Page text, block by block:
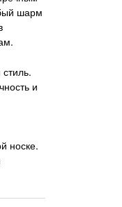
шарм
и
носке.